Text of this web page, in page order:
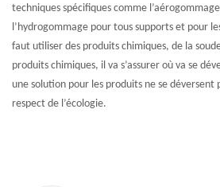
techniques spécifiques comme
l’hydrogommage pour tous supports et pour
faut utiliser des produits chimiques, de la
produits chimiques, il va s’assurer où va se
une solution pour les produits ne se déversent
respect de l’écologie.